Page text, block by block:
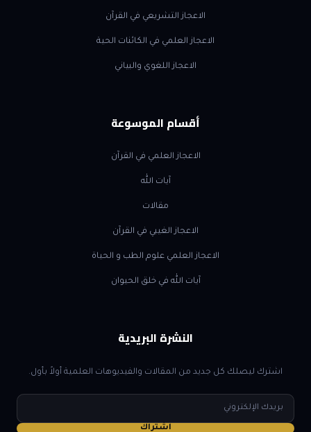
الاعجاز التشريعي في القرآن
الاعجاز العلمي في الكائنات الحية
الاعجاز اللغوي والبياني
أقسام الموسوعة
الاعجاز العلمي في القرآن
آيات الله
مقالات
الاعجاز الغيبي في القرآن
الاعجاز العلمي علوم الطب و الحياة
آيات الله في خلق الحيوان
النشرة البريدية
اشترك ليصلك كل جديد من المقالات والفيديوهات العلمية أولاً بأول.
البريد
الإلكتروني
اشتراك